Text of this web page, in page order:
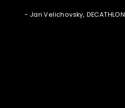
- Jan Velichovsky, DECATHLON